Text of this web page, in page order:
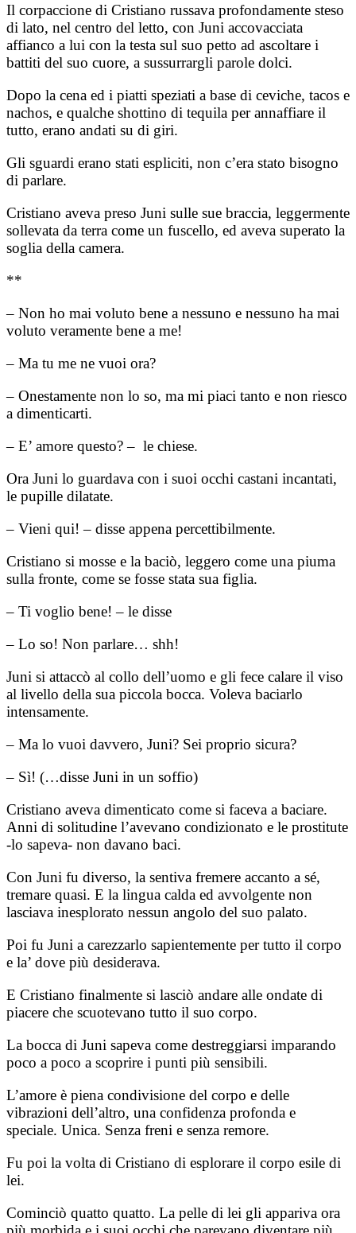
Il corpaccione di Cristiano russava profondamente steso
di lato, nel centro del letto, con Juni accovacciata
affianco a lui con la testa sul suo petto ad ascoltare i
battiti del suo cuore, a sussurrargli parole dolci.
Dopo la cena ed i piatti speziati a base di ceviche, tacos e
nachos, e qualche shottino di tequila per annaffiare il
tutto, erano andati su di giri.
Gli sguardi erano stati espliciti, non c’era stato bisogno
di parlare.
Cristiano aveva preso Juni sulle sue braccia, leggermente
sollevata da terra come un fuscello, ed aveva superato la
soglia della camera.
**
– Non ho mai voluto bene a nessuno e nessuno ha mai
voluto veramente bene a me!
– Ma tu me ne vuoi ora?
– Onestamente non lo so, ma mi piaci tanto e non riesco
a dimenticarti.
– E’ amore questo? – le chiese.
Ora Juni lo guardava con i suoi occhi castani incantati,
le pupille dilatate.
– Vieni qui! – disse appena percettibilmente.
Cristiano si mosse e la baciò, leggero come una piuma
sulla fronte, come se fosse stata sua figlia.
– Ti voglio bene! – le disse
– Lo so! Non parlare… shh!
Juni si attaccò al collo dell’uomo e gli fece calare il viso
al livello della sua piccola bocca. Voleva baciarlo
intensamente.
– Ma lo vuoi davvero, Juni? Sei proprio sicura?
– Sì! (…disse Juni in un soffio)
Cristiano aveva dimenticato come si faceva a baciare.
Anni di solitudine l’avevano condizionato e le prostitute
-lo sapeva- non davano baci.
Con Juni fu diverso, la sentiva fremere accanto a sé,
tremare quasi. E la lingua calda ed avvolgente non
lasciava inesplorato nessun angolo del suo palato.
Poi fu Juni a carezzarlo sapientemente per tutto il corpo
e la’ dove più desiderava.
E Cristiano finalmente si lasciò andare alle ondate di
piacere che scuotevano tutto il suo corpo.
La bocca di Juni sapeva come destreggiarsi imparando
poco a poco a scoprire i punti più sensibili.
L’amore è piena condivisione del corpo e delle
vibrazioni dell’altro, una confidenza profonda e
speciale. Unica. Senza freni e senza remore.
Fu poi la volta di Cristiano di esplorare il corpo esile di
lei.
Cominciò quatto quatto. La pelle di lei gli appariva ora